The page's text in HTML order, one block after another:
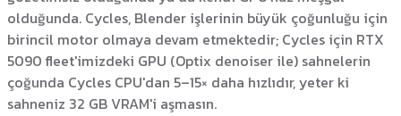
olduğunda. Cycles, Blender işlerinin büyük çoğunluğu için
birincil motor olmaya devam etmektedir; Cycles için RTX
5090 fleet'imizdeki GPU (Optix denoiser ile) sahnelerin
çoğunda Cycles CPU'dan 5–15× daha hızlıdır, yeter ki
sahneniz 32 GB VRAM'i aşmasın.